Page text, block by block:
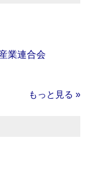
業連合会
もっと見る »